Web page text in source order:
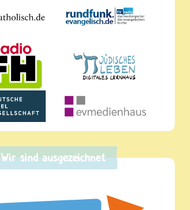
Wir sind ausgezeichnet